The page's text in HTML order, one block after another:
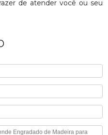
de atender você ou seu